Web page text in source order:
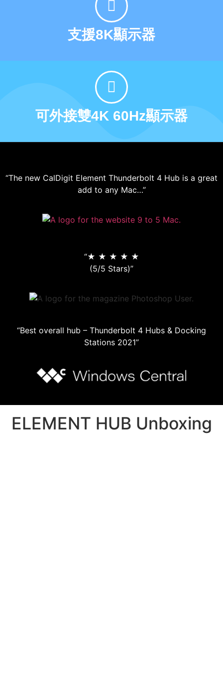
支援8K顯示器
可外接雙4K 60Hz顯示器
“The new CalDigit Element Thunderbolt 4 Hub is a great
add to any Mac…”
“★ ★ ★ ★ ★
(5/5 Stars)”
“Best overall hub – Thunderbolt 4 Hubs & Docking
Stations 2021”
ELEMENT HUB Unboxing